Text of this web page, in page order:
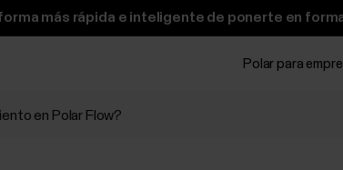
forma más rápida e inteligente de ponerte en
Polar para
en Polar Flow?